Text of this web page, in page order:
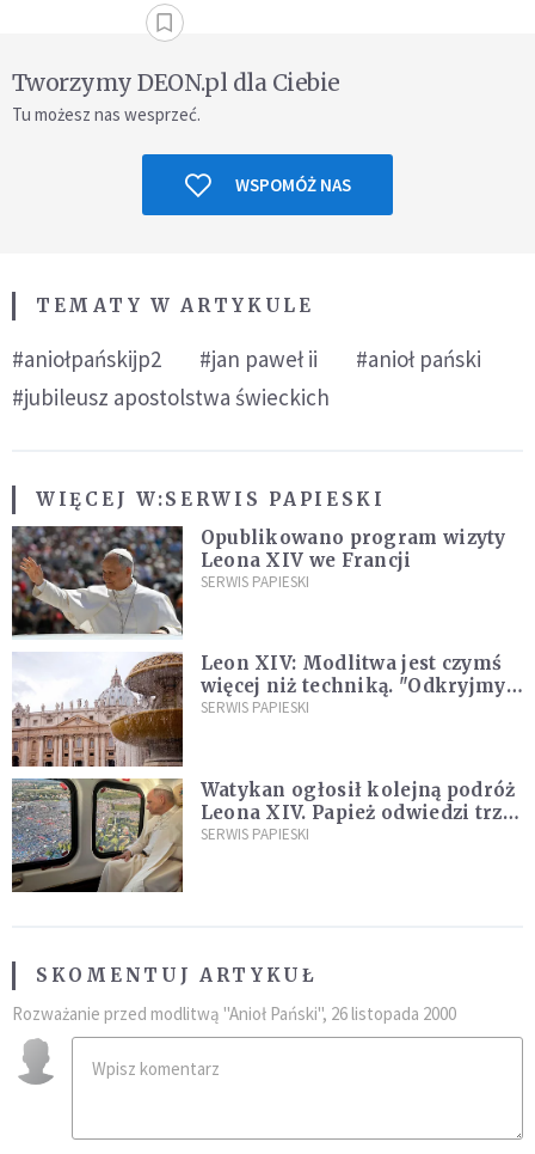
Tworzymy DEON.pl dla Ciebie
Tu możesz nas wesprzeć.
WSPOMÓŻ NAS
TEMATY W ARTYKULE
#aniołpańskijp2 #jan paweł ii
#anioł pański
#jubileusz apostolstwa świeckich
WIĘCEJ W:SERWIS PAPIESKI
Opublikowano program wizyty
Leona XIV we Francji
SERWIS PAPIESKI
Leon XIV: Modlitwa jest czymś
więcej niż techniką. "Odkryjmy
ją na nowo"
SERWIS PAPIESKI
Watykan ogłosił kolejną podróż
Leona XIV. Papież odwiedzi trzy
kraje Ameryki Południowej
SERWIS PAPIESKI
SKOMENTUJ ARTYKUŁ
Rozważanie przed modlitwą "Anioł Pański", 26 listopada 2000